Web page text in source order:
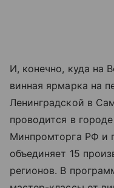
И, конечно, куда на
винная ярмарка на
Ленинградской в
проводится в
Минпромторга РФ и
объединяет 15
регионов. В